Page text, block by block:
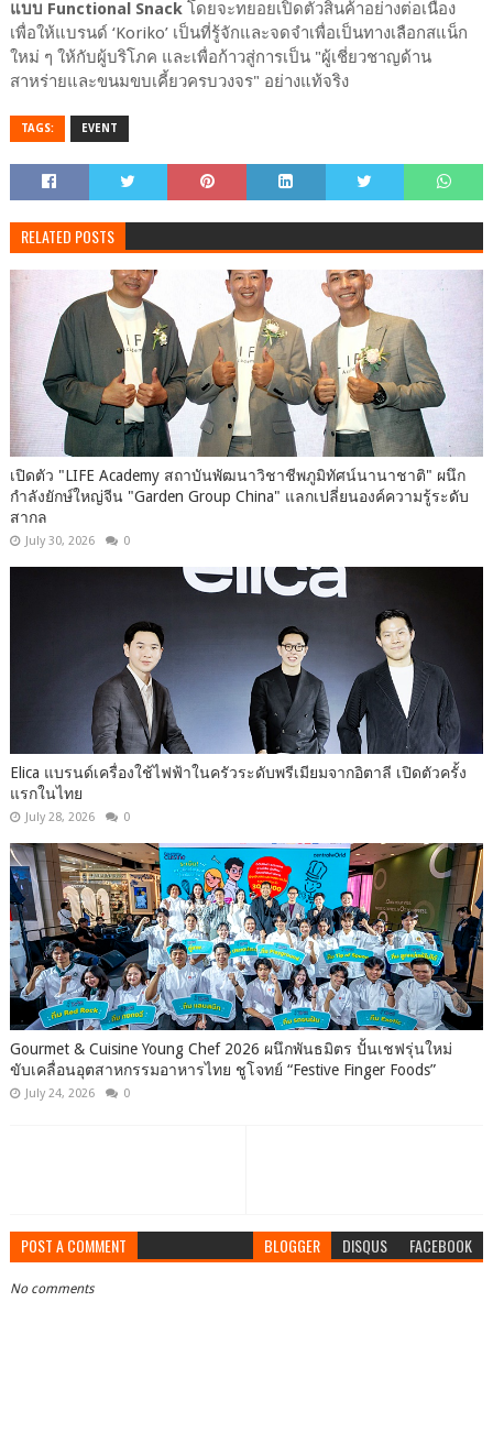
แบบ Functional Snack โดยจะทยอยเปิดตัวสินค้าอย่างต่อเนื่อง
เพื่อให้แบรนด์ ‘Koriko’ เป็นที่รู้จักและจดจำเพื่อเป็นทางเลือกสแน็ก
ใหม่ ๆ ให้กับผู้บริโภค และเพื่อก้าวสู่การเป็น "ผู้เชี่ยวชาญด้าน
สาหร่ายและขนมขบเคี้ยวครบวงจร" อย่างแท้จริง
TAGS: EVENT
RELATED POSTS
เปิด​ตัว​ "LIFE Academy สถาบันพัฒนาวิชาชีพภูมิทัศน์นานาชาติ" ผนึก
กำลังยักษ์ใหญ่จีน "Garden Group China" แลกเปลี่ยนองค์ความรู้ระดับ
สากล
July 30, 2026 0
Elica แบรนด์เครื่องใช้ไฟฟ้าในครัวระดับพรีเมียมจากอิตาลี เปิดตัวครั้ง
แรกในไทย
July 28, 2026 0
Gourmet & Cuisine Young Chef 2026 ผนึกพันธมิตร ปั้นเชฟรุ่นใหม่
ขับเคลื่อนอุตสาหกรรมอาหารไทย ชูโจทย์ “Festive Finger Foods”
July 24, 2026 0
POST A COMMENT BLOGGER DISQUS FACEBOOK
No comments